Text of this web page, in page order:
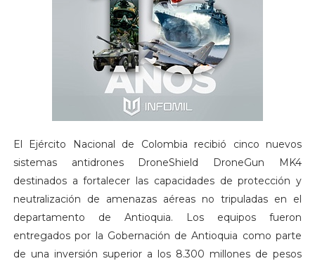
El Ejército Nacional de Colombia recibió cinco nuevos
sistemas antidrones DroneShield DroneGun MK4
destinados a fortalecer las capacidades de protección y
neutralización de amenazas aéreas no tripuladas en el
departamento de Antioquia. Los equipos fueron
entregados por la Gobernación de Antioquia como parte
de una inversión superior a los 8.300 millones de pesos